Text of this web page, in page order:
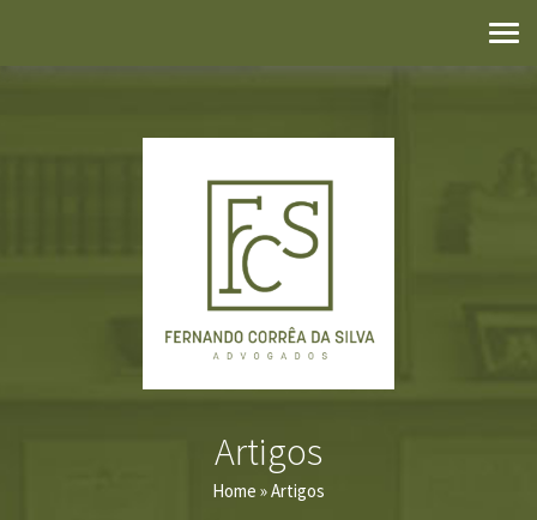
Artigos
Home » Artigos